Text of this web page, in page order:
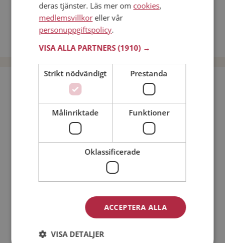
Män från Örnsköldsvik
Dejta kvinnor i Sverige
Bli medlem utan kostnad!
Jag är en: Man Kvinna
Min ålder:
deras tjänster. Läs mer om cookies,
medlemsvillkoreller vår
personuppgiftspolicy.
VISA ALLA PARTNERS(1910) →
Strikt nödvändigt Prestanda
Målinriktade Funktioner
Oklassificerade
ACCEPTERA ALLA
VISA DETALJER